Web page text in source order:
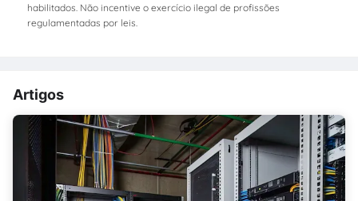
habilitados. Não incentive o exercício ilegal de profissões
regulamentadas por leis.
Artigos